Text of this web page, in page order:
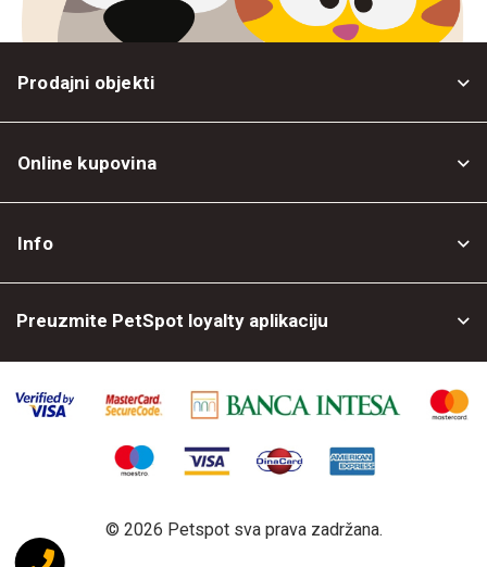
Prodajni objekti
Online kupovina
Info
Preuzmite PetSpot loyalty aplikaciju
© 2026 Petspot sva prava zadržana.